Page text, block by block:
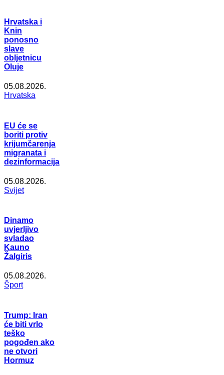
Hrvatska i
Knin
ponosno
slave
obljetnicu
Oluje
05.08.2026.
Hrvatska
EU će se
boriti protiv
krijumčarenja
migranata i
dezinformacija
05.08.2026.
Svijet
Dinamo
uvjerljivo
svladao
Kauno
Žalgiris
05.08.2026.
Šport
Trump: Iran
će biti vrlo
teško
pogođen ako
ne otvori
Hormuz